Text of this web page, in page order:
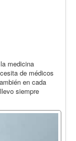
medicina
de médicos
en cada
siempre